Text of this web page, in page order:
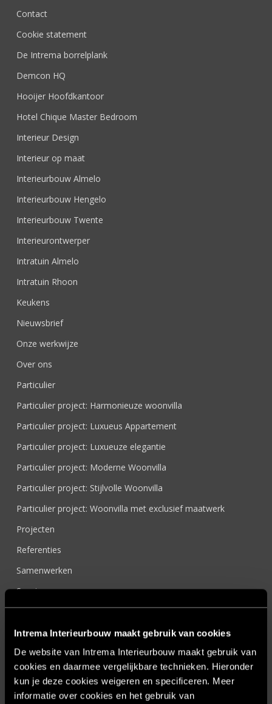
Intrema Interieurbouw maakt gebruik van cookies
De website van Intrema Interieurbouw maakt gebruik van
cookies en daarmee vergelijkbare technieken. Hieronder
kun je deze cookies weigeren en specificeren. Meer
informatie over cookies en het gebruik van
Contact
Cookie statement
De Intrema borrelplank
Demcon HQ
Hooijer Hoofdkantoor
Hotel Chique Master Bedroom
Interieur Design
Interieur op maat
Interieurbouw Almelo
Interieurbouw Hengelo
Interieurbouw Twente
Interieurontwerper
Intratuin Almelo
Intratuin Rhoon
Keukens
Nieuwsbrief
Onze werkwijze
Over ons
Particulier
Particulier project: Harmonieuze woonvilla
Particulier project: Luxueus Appartement
Particulier project: Luxueuze elegantie
Particulier project: Moderne Woonvilla
Particulier project: Stijlvolle Woonvilla
Particulier project: Woonvilla met exclusief maatwerk
Projecten
Referenties
Samenwerken
Sensire
Showroom
SIDN
Trebbe MiddenWest
TV lift
Twentsch Hooratelier